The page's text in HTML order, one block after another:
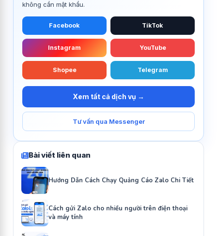
không cần mật khẩu.
Facebook TikTok
Instagram YouTube
Shopee Telegram
Xem tất cả dịch vụ →
Tư vấn qua Messenger
Bài viết liên quan
Hướng Dẫn Cách Chạy Quảng Cáo Zalo Chi Tiết
Cách gửi Zalo cho nhiều người trên điện thoại
và máy tính